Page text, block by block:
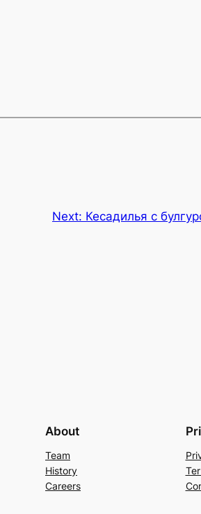
Next: Кесадилья с
About
Team
History
Careers